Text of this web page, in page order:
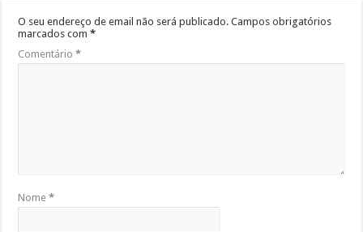
O seu endereço de email não será publicado. Campos obrigatórios
marcados com*
Comentário*
Nome*